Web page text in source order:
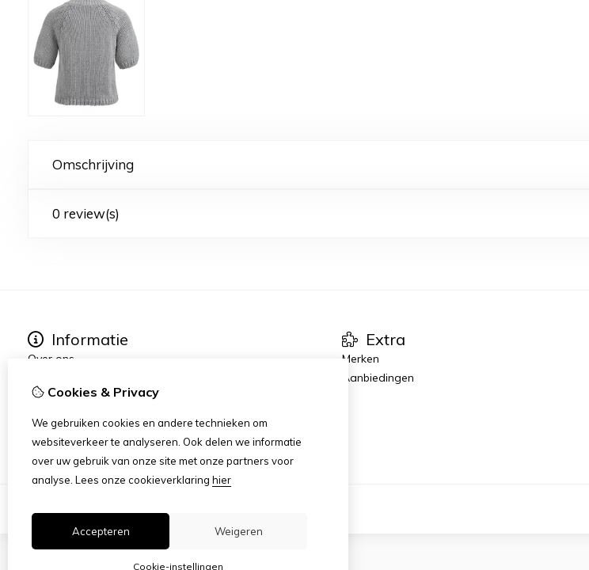
Omschrijving
0 review(s)
Informatie
Over ons
Verzending
Algemene voorwaarden
Privacyverklaring
Extra
Merken
Aanbiedingen
Cookies & Privacy
We gebruiken cookies en andere technieken om
websiteverkeer te analyseren. Ook delen we informatie
over uw gebruik van onze site met onze partners voor
analyse. Lees onze cookieverklaring hier
Accepteren Weigeren
Cookie-instellingen